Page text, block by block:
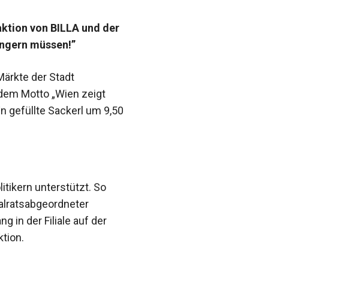
von BILLA und der
müssen!”
der Stadt
Motto „Wien zeigt
gefüllte Sackerl um 9,50
unterstützt. So
in der Filiale auf der